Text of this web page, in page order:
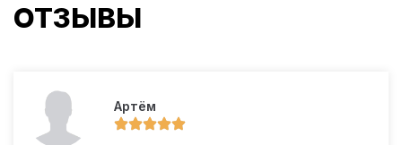
ОТЗЫВЫ
Артём